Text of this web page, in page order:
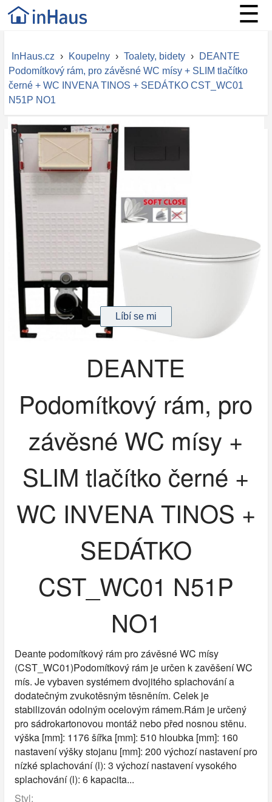
☰
InHaus.cz › Koupelny › Toalety, bidety ›
DEANTE
Podomítkový rám, pro závěsné WC mísy + SLIM tlačítko
černé + WC INVENA TINOS + SEDÁTKO CST_WC01
N51P NO1
DEANTE
Podomítkový rám, pro
závěsné WC mísy +
SLIM tlačítko černé +
WC INVENA TINOS +
SEDÁTKO
CST_WC01 N51P
NO1
Deante podomítkový rám pro závěsné WC mísy
(CST_WC01)Podomítkový rám je určen k zavěšení WC
mís. Je vybaven systémem dvojitého splachování a
dodatečným zvukotěsným těsněním. Celek je
stabilizován odolným ocelovým rámem.Rám je určený
pro sádrokartonovou montáž nebo před nosnou stěnu.
výška [mm]: 1176 šířka [mm]: 510 hloubka [mm]: 160
nastavení výšky stojanu [mm]: 200 výchozí nastavení pro
nízké splachování (l): 3 výchozí nastavení vysokého
splachování (l): 6 kapacita...
Styl: